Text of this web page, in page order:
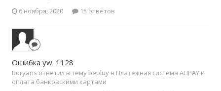
6 ноября, 2020
15 ответов
Ошибка yw_1128
Boryans ответил в тему bepluy в Платежная система ALIPAY и
оплата банковскими картами